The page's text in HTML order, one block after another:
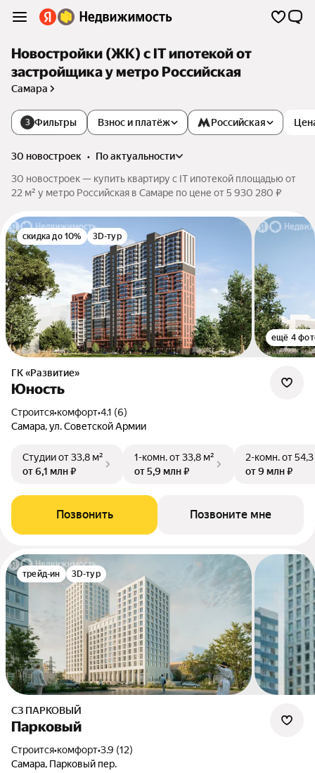
Новостройки (ЖК) с IT ипотекой от
застройщика у метро Российская
Самара
3 Фильтры Взнос и платёж Российская
30 новостроек •
по актуальности
30 новостроек — купить квартиру с IT ипотекой площадью от
22 м² у метро Российская в Самаре по цене от 5 930 280 ₽
скидка до 10% 3D-тур
ещё 4
ГК «Развитие»
Юность
Строится•комфорт•4.1 (6)
Самара, ул. Советской Армии
Студииот 33,8 м²
от 6,1 млн ₽
1-комн.от 33,8 м²
от 5,9 млн ₽
2-комн.от
от 9 млн ₽
Позвонить Позвоните мне
трейд-ин 3D-тур
СЗ ПАРКОВЫЙ
Парковый
Строится•комфорт•3.9 (12)
Самара, Парковый пер.